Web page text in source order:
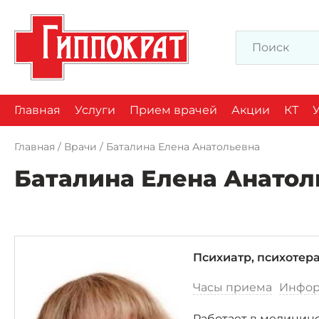
Главная Услуги Прием врачей Акции КТ
Главная / Врачи / Баталина Елена Анатольевна
Баталина Елена
Психиатр,
Часы приема